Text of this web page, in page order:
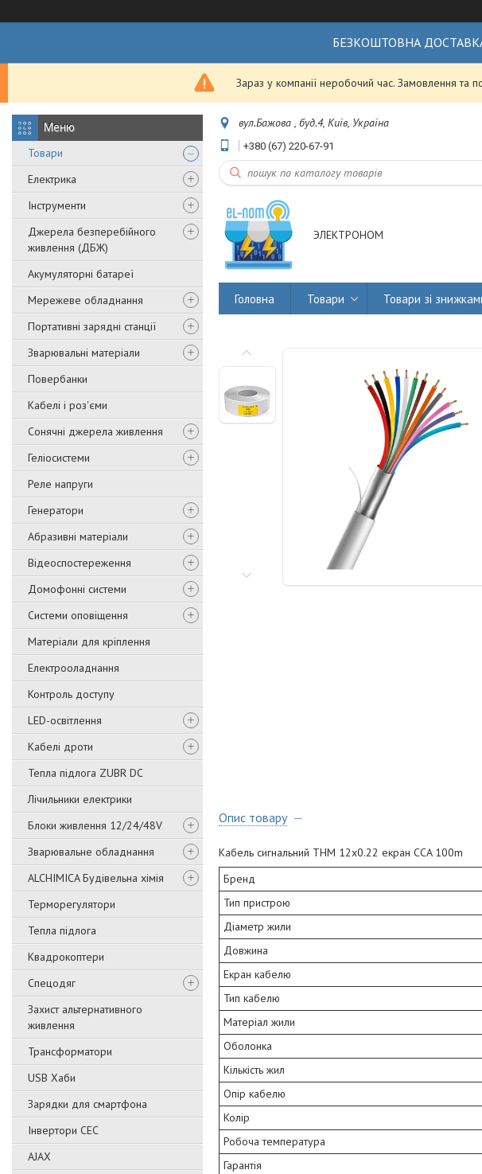
БЕЗКОШТОВНА
Зараз у компанії неробочий час. Замовлення та
Товари
Електрика
Інструменти
Джерела безперебійного
живлення (ДБЖ)
Акумуляторні батареї
Мережеве обладнання
Портативні зарядні станції
Зварювальні матеріали
Повербанки
Кабелі і роз'єми
Сонячні джерела живлення
Геліосистеми
Реле напруги
Генератори
Абразивні матеріали
Відеоспостереження
Домофонні системи
Системи оповіщення
Матеріали для кріплення
Електрооладнання
Контроль доступу
LED-освітлення
Кабелі дроти
Тепла підлога ZUBR DC
Лічильники електрики
Блоки живлення 12/24/48V
Зварювальне обладнання
ALCHIMICA Будівельна хімія
Терморегулятори
Тепла підлога
Квадрокоптери
Спецодяг
Захист альтернативного
живлення
Трансформатори
USB Хаби
Зарядки для смартфона
Інвертори СЕС
AJAX
вул.Бажова , буд.4, Київ, Україна
+380 (67) 220-67-91
ЭЛЕКТРОНОМ
Головна Товари Товари зі
Опис товару
Кабель сигнальний THM 12х0.22 екран CCA 100m
Бренд
Тип пристрою
Діаметр жили
Довжина
Екран кабелю
Тип кабелю
Матеріал жили
Оболонка
Кількість жил
Опір кабелю
Колір
Робоча температура
Гарантія